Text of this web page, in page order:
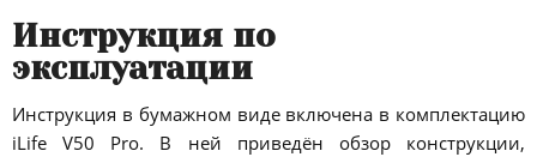
Инструкция по
эксплуатации
Инструкция в бумажном виде включена в комплектацию
iLife V50 Pro. В ней приведён обзор конструкции,